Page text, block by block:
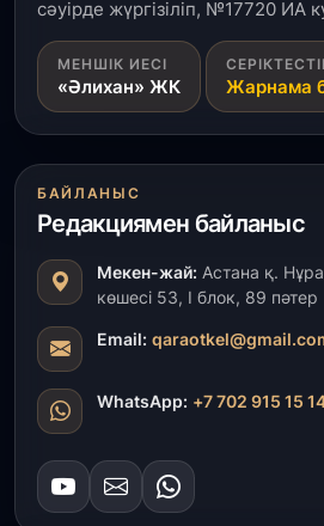
сәуірде жүргізіліп, №17720 ИА
МЕНШІК ИЕСІ
«Әлихан» ЖК Жарнама
БАЙЛАНЫС
Редакциямен байланыс
Мекен-жай: Астана қ.
көшесі 53, І блок, 89 пәтер
Email:
WhatsApp: +7 702 915 15